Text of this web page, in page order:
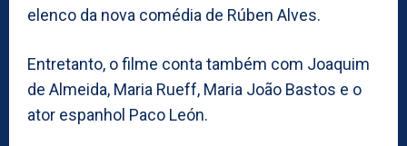
elenco da nova comédia de Rúben Alves.
Entretanto, o filme conta também com Joaquim
de Almeida, Maria Rueff, Maria João Bastos e o
ator espanhol Paco León.